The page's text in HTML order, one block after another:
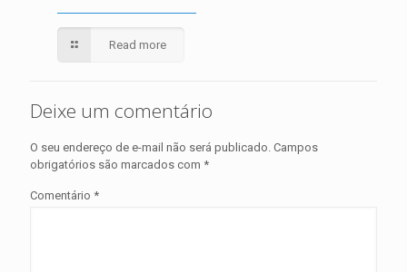
Read more
Deixe um comentário
O seu endereço de e-mail não será publicado. Campos
obrigatórios são marcados com *
Comentário *